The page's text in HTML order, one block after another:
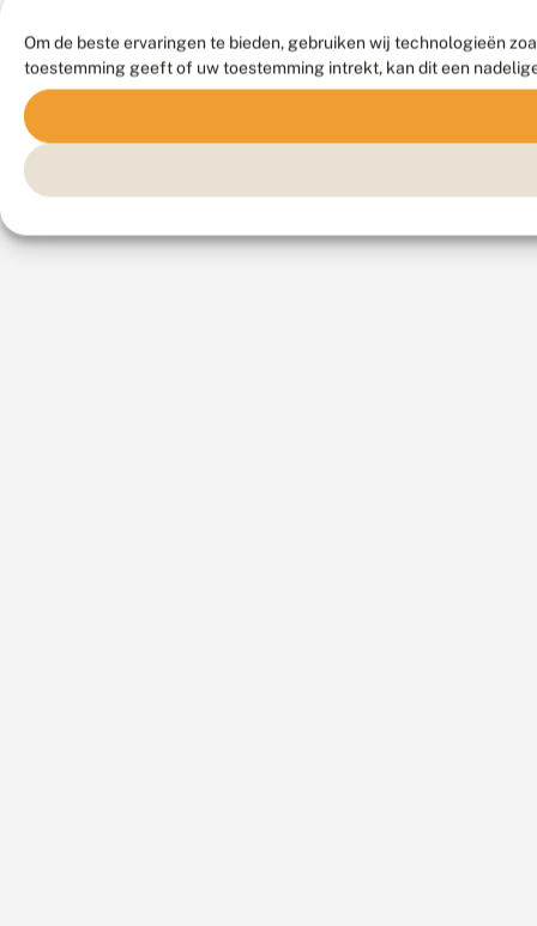
Om de beste ervaringen te bieden, gebruiken wij technologieën
toestemming geeft of uw toestemming intrekt, kan dit een